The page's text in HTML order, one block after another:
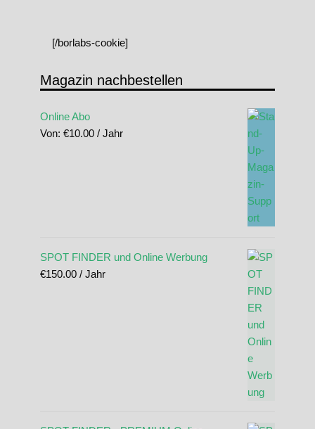
[/borlabs-cookie]
Magazin nachbestellen
Online Abo
Von: €10.00 / Jahr
SPOT FINDER und Online Werbung
€150.00 / Jahr